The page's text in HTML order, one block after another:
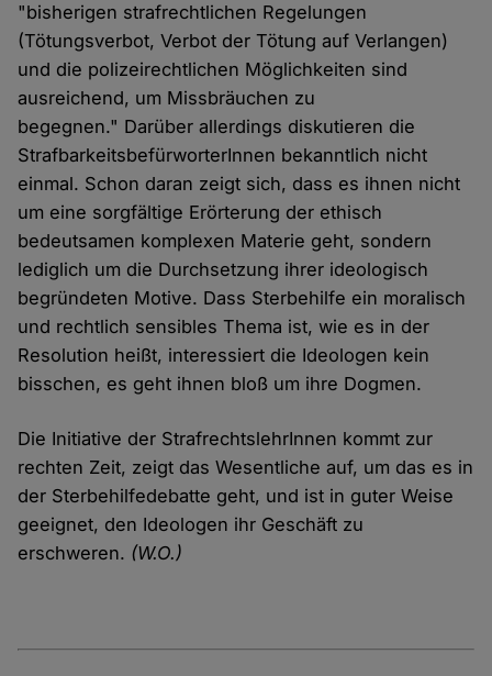
"bisherigen strafrechtlichen Regelungen
(Tötungsverbot, Verbot der Tötung auf Verlangen)
und die polizeirechtlichen Möglichkeiten sind
ausreichend, um Missbräuchen zu
begegnen." Darüber allerdings diskutieren die
StrafbarkeitsbefürworterInnen bekanntlich nicht
einmal. Schon daran zeigt sich, dass es ihnen nicht
um eine sorgfältige Erörterung der ethisch
bedeutsamen komplexen Materie geht, sondern
lediglich um die Durchsetzung ihrer ideologisch
begründeten Motive. Dass Sterbehilfe ein moralisch
und rechtlich sensibles Thema ist, wie es in der
Resolution heißt, interessiert die Ideologen kein
bisschen, es geht ihnen bloß um ihre Dogmen.
Die Initiative der StrafrechtslehrInnen kommt zur
rechten Zeit, zeigt das Wesentliche auf, um das es in
der Sterbehilfedebatte geht, und ist in guter Weise
geeignet, den Ideologen ihr Geschäft zu
erschweren. (W.O.)